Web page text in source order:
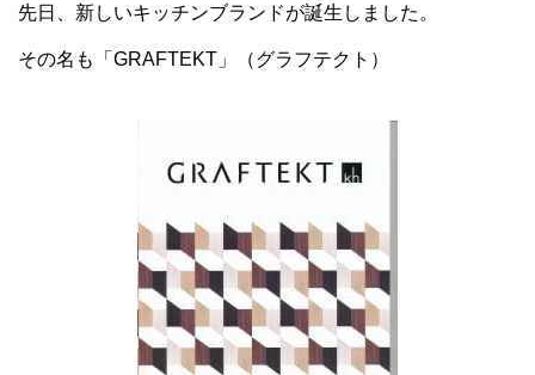
先日、新しいキッチンブランドが誕生しました。
その名も「GRAFTEKT」（グラフテクト）